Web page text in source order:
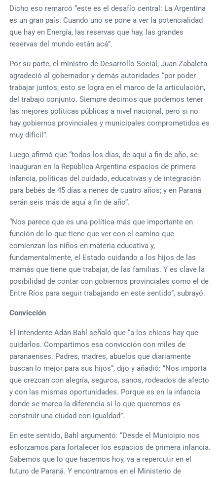
Dicho eso remarcó “este es el desafío central: La Argentina
es un gran país. Cuando uno se pone a ver la potencialidad
que hay en Energía, las reservas que hay, las grandes
reservas del mundo están acá”.
Por su parte, el ministro de Desarrollo Social, Juan Zabaleta
agradeció al gobernador y demás autoridades “por poder
trabajar juntos; esto se logra en el marco de la articulación,
del trabajo conjunto. Siempre decimos que podemos tener
las mejores políticas públicas a nivel nacional, pero si no
hay gobiernos provinciales y municipales comprometidos es
muy difícil”.
Luego afirmó que “todos los días, de aquí a fin de año, se
inauguran en la República Argentina espacios de primera
infancia, políticas del cuidado, educativas y de integración
para bebés de 45 días a nenes de cuatro años; y en Paraná
serán seis más de aquí a fin de año”.
“Nos parece que es una política más que importante en
función de lo que tiene que ver con el camino que
comienzan los niños en materia educativa y,
fundamentalmente, el Estado cuidando a los hijos de las
mamás que tiene que trabajar, de las familias. Y es clave la
posibilidad de contar con gobiernos provinciales como el de
Entre Ríos para seguir trabajando en este sentido”, subrayó.
Convicción
El intendente Adán Bahl señaló que “a los chicos hay que
cuidarlos. Compartimos esa convicción con miles de
paranaenses. Padres, madres, abuelos que diariamente
buscan lo mejor para sus hijos”, dijo y añadió: “Nos importa
que crezcan con alegría, seguros, sanos, rodeados de afecto
y con las mismas oportunidades. Porque es en la infancia
donde se marca la diferencia si lo que queremos es
construir una ciudad con igualdad”.
En este sentido, Bahl argumentó: “Desde el Municipio nos
esforzamos para fortalecer los espacios de primera infancia.
Sabemos que lo que hacemos hoy, va a repercutir en el
futuro de Paraná. Y encontramos en el Ministerio de